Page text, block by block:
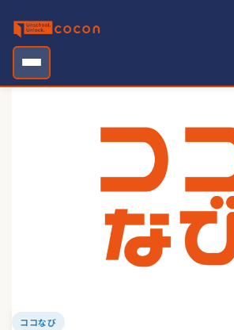
content
ココなび